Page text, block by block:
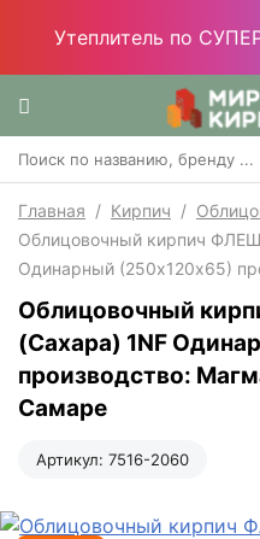
Утеплитель по
Главная / Кирпич /
Облицовочный кирпич
Одинарный (250х120х65)
Облицовочный
(Сахара) 1NF
производство:
Самаре
Артикул: 7516-2060